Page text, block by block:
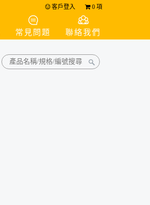
客戶登入 0 項
常見問題 聯絡我們